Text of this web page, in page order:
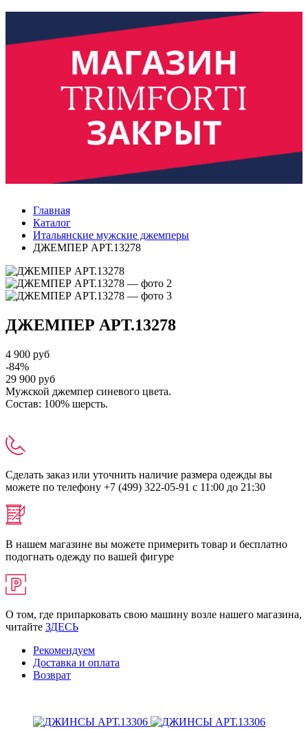
Главная
Каталог
Итальянские мужские джемперы
ДЖЕМПЕР АРТ.13278
ДЖЕМПЕР АРТ.13278
4 900 руб
-84%
29 900 руб
Мужской джемпер синевого цвета.
Состав: 100% шерсть.
Сделать заказ или уточнить наличие размера одежды вы
можете по телефону +7 (499) 322-05-91 с 11:00 до 21:30
В нашем магазине вы можете примерить товар и бесплатно
подогнать одежду по вашей фигуре
О том, где припарковать свою машину возле нашего магазина,
читайте ЗДЕСЬ
Рекомендуем
Доставка и оплата
Возврат